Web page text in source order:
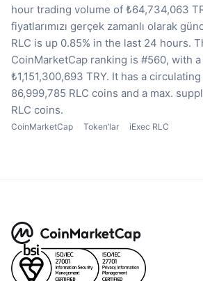
hour trading volume of ₺64,734,063
fiyatlarımızı gerçek zamanlı olarak
RLC is up 0.85% in the last 24 hours.
CoinMarketCap ranking is #560, with
₺1,151,300,693 TRY. It has a
86,999,785 RLC coins and a max.
RLC coins.
CoinMarketCap Token’lar iExec RLC